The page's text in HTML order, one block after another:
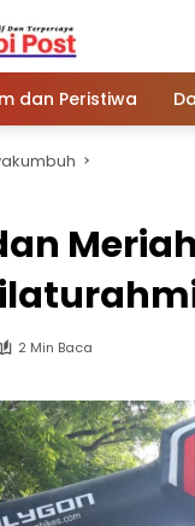
dan Peristiwa
2 Min Baca